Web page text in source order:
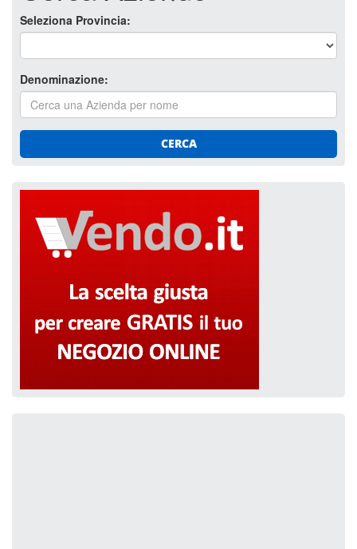
Seleziona Provincia:
Denominazione:
CERCA